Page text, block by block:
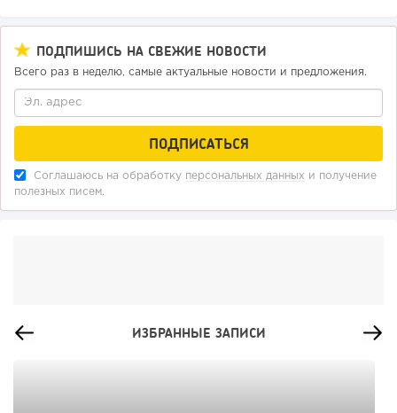
ПОДПИШИСЬ НА СВЕЖИЕ НОВОСТИ
Всего раз в неделю, самые актуальные новости и предложения.
Соглашаюсь на обработку персональных данных и получение
полезных писем.
ИЗБРАННЫЕ ЗАПИСИ